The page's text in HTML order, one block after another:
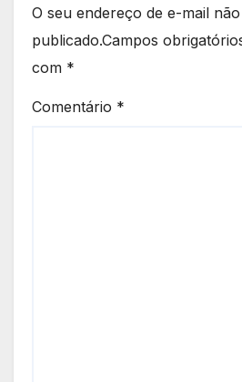
O seu endereço de e-mail
publicado.Campos
com *
Comentário *